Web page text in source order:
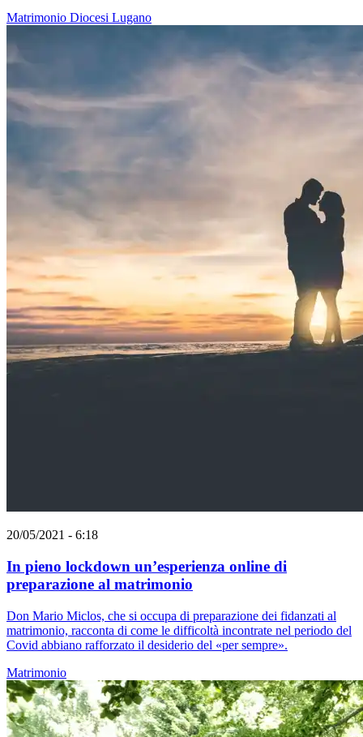
Matrimonio Diocesi Lugano
20/05/2021 - 6:18
In pieno lockdown un’esperienza online di
preparazione al matrimonio
Don Mario Miclos, che si occupa di preparazione dei fidanzati al
matrimonio, racconta di come le difficoltà incontrate nel periodo del
Covid abbiano rafforzato il desiderio del «per sempre».
Matrimonio